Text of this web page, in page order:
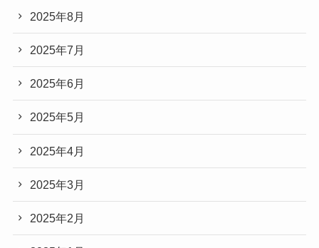
2025年8月
2025年7月
2025年6月
2025年5月
2025年4月
2025年3月
2025年2月